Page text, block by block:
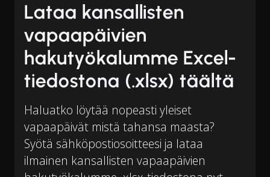
Lataa kansallisten
vapaapäivien
hakutyökalumme Excel-
tiedostona (.xlsx) täältä
Haluatko löytää nopeasti yleiset
vapaapäivät mistä tahansa maasta?
Syötä sähköpostiosoitteesi ja lataa
ilmainen kansallisten vapaapäivien